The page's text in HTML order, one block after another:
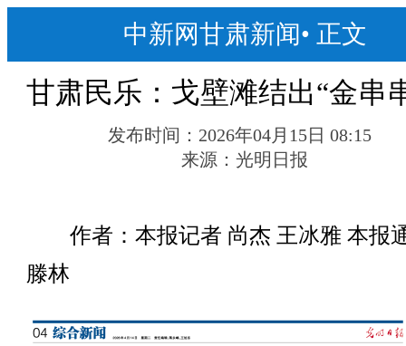
中新网甘肃新闻• 正文
甘肃民乐：戈壁滩结出“金串
发布时间： 2026年04月15日 08:15
来源： 光明日报
作者：本报记者 尚杰 王冰雅 本报
滕林